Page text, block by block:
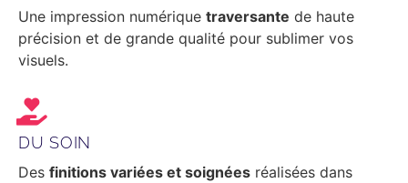
Une impression numérique traversante de haute
précision et de grande qualité pour sublimer vos
visuels.
DU SOIN
Des finitions variées et soignées réalisées dans